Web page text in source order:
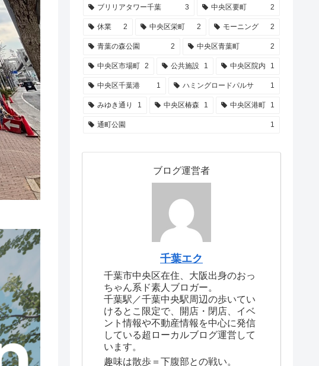
ブリリアタワー千葉 3 中央区要町 2
休業 2 中央区栄町 2 モーニング 2
青葉の森公園 2 中央区青葉町 2
中央区市場町 2 公共施設 1 中央区院内 1
中央区千葉港 1 ハミングロードパルサ 1
みゆき通り 1 中央区椿森 1 中央区港町 1
通町公園 1
ブログ運営者
千葉エク
千葉市中央区在住、大阪出身のおっ
ちゃん系ド素人ブロガー。
千葉駅／千葉中央駅周辺の歩いてい
けるとこ限定で、開店・閉店、イベ
ント情報や不動産情報を中心に発信
している超ローカルブログ運営して
います。
趣味は散歩＝下腹部との戦い。